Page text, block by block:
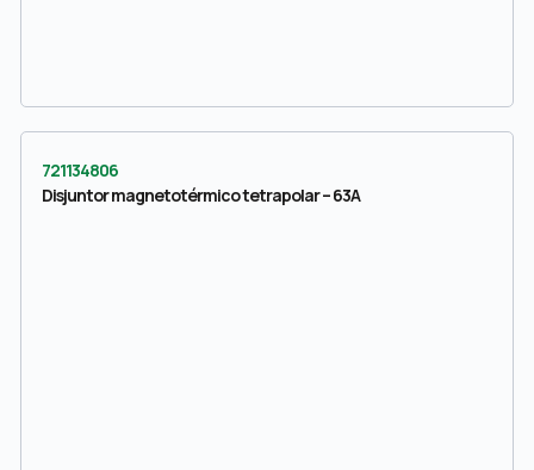
721134806
Disjuntor magnetotérmico tetrapolar – 63A